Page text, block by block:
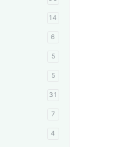
14
6
5
5
31
7
4